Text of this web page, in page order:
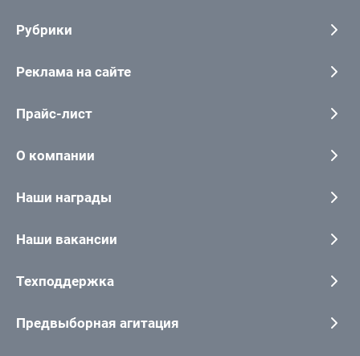
Рубрики
Реклама на сайте
Прайс-лист
О компании
Наши награды
Наши вакансии
Техподдержка
Предвыборная агитация